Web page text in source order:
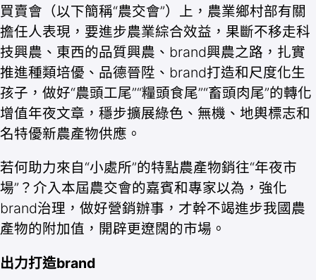
買賣會（以下簡稱“農交會”）上，農業鄉村部有關
擔任人表現，要進步農業綜合效益，果斷不移走科
技興農、東西的品質興農、brand興農之路，扎實
推進種類培優、品德晉陞、brand打造和尺度化生
孩子，做好“農頭工尾”“糧頭食尾”“畜頭肉尾”的轉化
增值年夜文章，穩步擴展綠色、無機、地輿標志和
名特優新農產物供應。
若何助力來自“小處所”的特點農產物銷往“年夜市
場”？介入本屆農交會的嘉賓和專家以為，強化
brand治理，做好營銷辦事，才幹不竭進步我國農
產物的附加值，開辟更遼闊的市場。
出力打造brand